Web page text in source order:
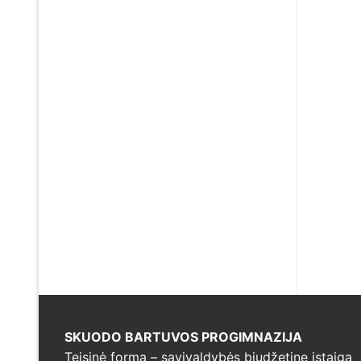
SKUODO BARTUVOS PROGIMNAZIJA
Teisinė forma – savivaldybės biudžetine įstaiga